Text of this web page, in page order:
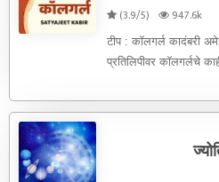
(3.9/5)
947.6k
टीप : कॉलगर्ल कादंबरी
प्रतिलिपीवर कॉलगर्लचे